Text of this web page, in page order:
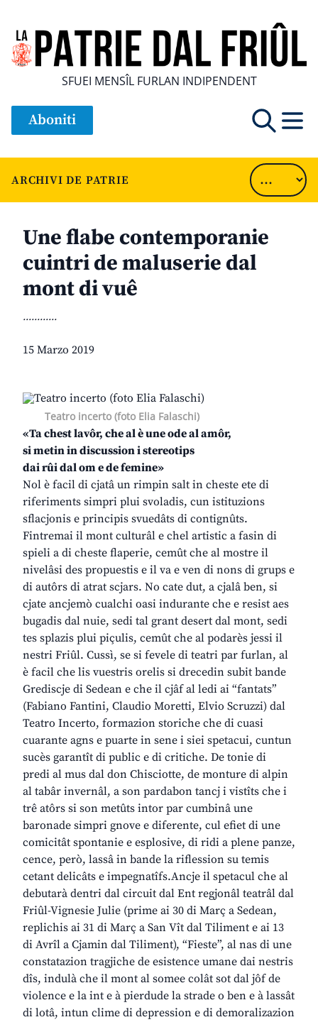
SFUEI MENSÎL FURLAN INDIPENDENT
Aboniti
ARCHIVI DE PATRIE
Une flabe contemporanie
cuintri de maluserie dal
mont di vuê
............
15 Marzo 2019
Teatro incerto (foto Elia Falaschi)
«Ta chest lavôr, che al è une ode al amôr,
si metin in discussion i stereotips
dai rûi dal om e de femine»
Nol è facil di cjatâ un rimpin salt in cheste ete di
riferiments simpri plui svoladis, cun istituzions
sflacjonis e principis svuedâts di contignûts.
Fintremai il mont culturâl e chel artistic a fasin di
spieli a di cheste flaperie, cemût che al mostre il
nivelâsi des propuestis e il va e ven di nons di grups e
di autôrs di atrat scjars. No cate dut, a cjalâ ben, si
cjate ancjemò cualchi oasi indurante che e resist aes
bugadis dal nuie, sedi tal grant desert dal mont, sedi
tes splazis plui piçulis, cemût che al podarès jessi il
nestri Friûl. Cussì, se si fevele di teatri par furlan, al
è facil che lis vuestris orelis si drecedin subit bande
Grediscje di Sedean e che il cjâf al ledi ai “fantats”
(Fabiano Fantini, Claudio Moretti, Elvio Scruzzi) dal
Teatro Incerto, formazion storiche che di cuasi
cuarante agns e puarte in sene i siei spetacui, cuntun
sucès garantît di public e di critiche. De tonie di
predi al mus dal don Chisciotte, de monture di alpin
al tabâr invernâl, a son pardabon tancj i vistîts che i
trê atôrs si son metûts intor par cumbinâ une
baronade simpri gnove e diferente, cul efiet di une
comicitât spontanie e esplosive, di ridi a plene panze,
cence, però, lassâ in bande la riflession su temis
cetant delicâts e impegnatîfs.Ancje il spetacul che al
debutarà dentri dal circuit dal Ent regjonâl teatrâl dal
Friûl-Vignesie Julie (prime ai 30 di Març a Sedean,
replichis ai 31 di Març a San Vît dal Tiliment e ai 13
di Avrîl a Cjamin dal Tiliment), “Fieste”, al nas di une
constatazion tragjiche de esistence umane dai nestris
dîs, indulà che il mont al somee colât sot dal jôf de
violence e la int e à pierdude la strade o ben e à lassât
di lotâ, intun clime di depression e di demoralizazion